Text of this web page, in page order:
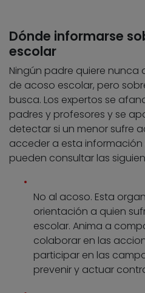
Dónde informarse
escolar
Ningún padre quiere nunca
de acoso escolar, pero
busca. Los expertos se
padres y profesores y se
detectar si un menor sufre
acceder a esta información
pueden consultar las
No al acoso. Esta
orientación a quien
escolar. Anima a
colaborar en las
participar en las
prevenir y actuar